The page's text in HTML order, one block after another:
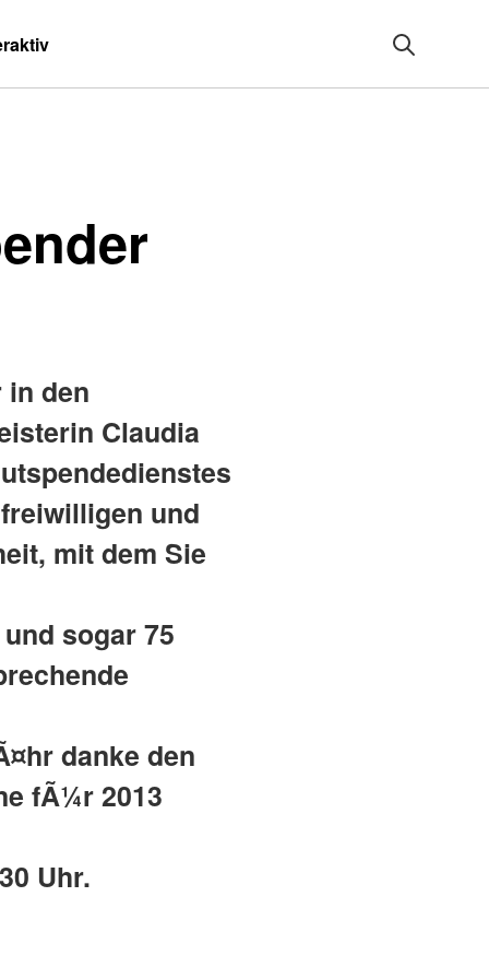
in den
Claudia
und
mit dem Sie
sogar 75
danke den
fÃ¼r 2013
Uhr.